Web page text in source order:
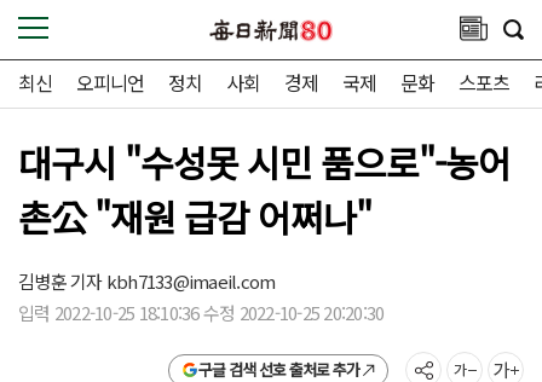
최신 오피니언 정치 사회 경제 국제 문화 스포츠
대구시 "수성못 시민 품으로"-농어
촌公 "재원 급감 어쩌나"
김병훈 기자kbh7133@imaeil.com
입력 2022-10-25 18:10:36 수정 2022-10-25 20:20:30
구글 검색 선호 출처로 추가